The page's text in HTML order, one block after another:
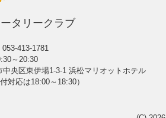
タリークラブ
053-413-1781
～20:30
央区東伊場1-3-1 浜松マリオットホテル
対応は18:00～18:30）